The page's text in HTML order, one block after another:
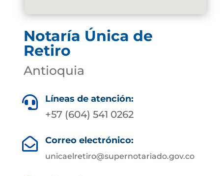
Notaría Única de
Retiro
Antioquia
 Líneas de atención:
+57 (604) 541 0262
 Correo electrónico:
unicaelretiro@supernotariado.gov.co